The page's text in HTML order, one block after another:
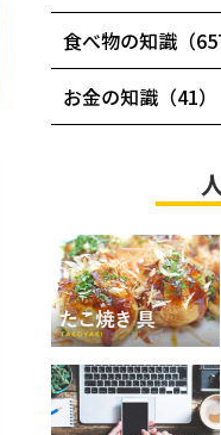
食べ物の知識（
お金の知識（41）